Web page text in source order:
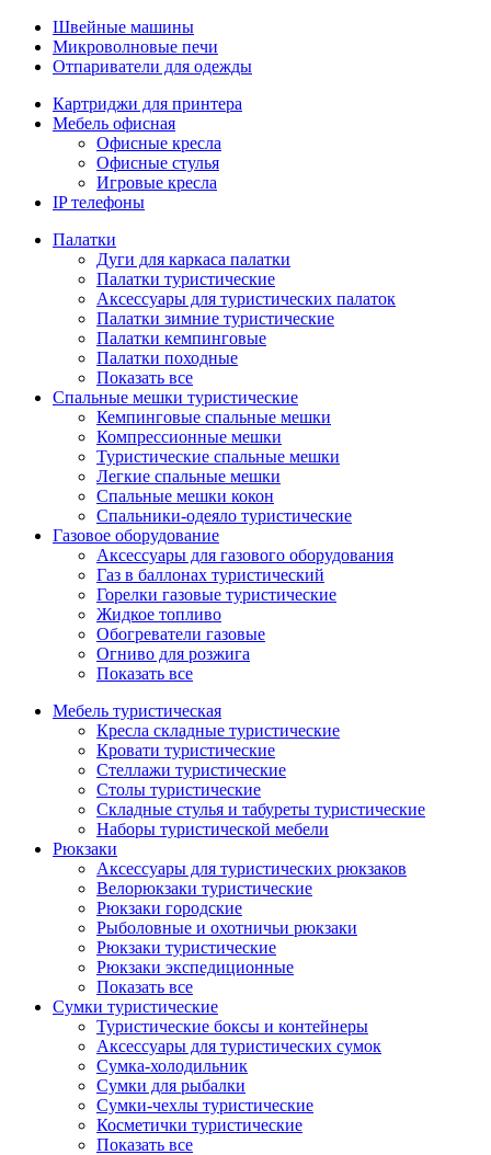
Швейные машины
Микроволновые печи
Отпариватели для одежды
Картриджи для принтера
Мебель офисная
Офисные кресла
Офисные стулья
Игровые кресла
IP телефоны
Палатки
Дуги для каркаса палатки
Палатки туристические
Аксессуары для туристических палаток
Палатки зимние туристические
Палатки кемпинговые
Палатки походные
Показать все
Спальные мешки туристические
Кемпинговые спальные мешки
Компрессионные мешки
Туристические спальные мешки
Легкие спальные мешки
Спальные мешки кокон
Спальники-одеяло туристические
Газовое оборудование
Аксессуары для газового оборудования
Газ в баллонах туристический
Горелки газовые туристические
Жидкое топливо
Обогреватели газовые
Огниво для розжига
Показать все
Мебель туристическая
Кресла складные туристические
Кровати туристические
Стеллажи туристические
Столы туристические
Складные стулья и табуреты туристические
Наборы туристической мебели
Рюкзаки
Аксессуары для туристических рюкзаков
Велорюкзаки туристические
Рюкзаки городские
Рыболовные и охотничьи рюкзаки
Рюкзаки туристические
Рюкзаки экспедиционные
Показать все
Сумки туристические
Туристические боксы и контейнеры
Аксессуары для туристических сумок
Сумка-холодильник
Сумки для рыбалки
Сумки-чехлы туристические
Косметички туристические
Показать все